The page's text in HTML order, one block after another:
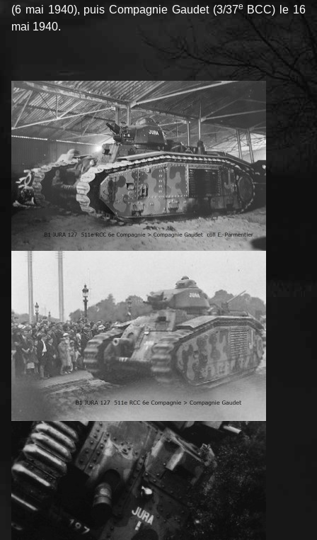
(6 mai 1940), puis Compagnie Gaudet (3/37eBCC) le 16
mai 1940.